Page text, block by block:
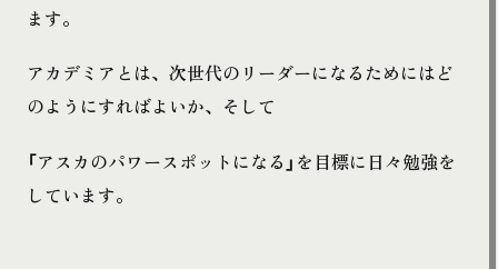
ます。
アカデミアとは、次世代のリーダーになるためにはど
のようにすればよいか、そして
「アスカのパワースポットになる」を目標に日々勉強を
しています。